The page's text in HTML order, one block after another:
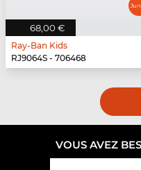
68,00 €
Ray-Ban Kids
RJ9064S - 706468
VOUS AVEZ